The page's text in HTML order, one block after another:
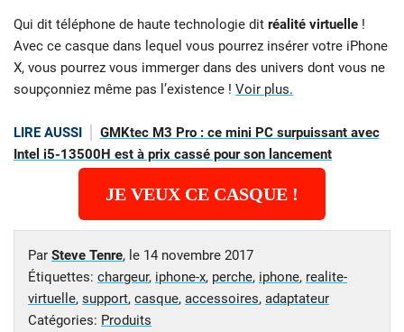
Qui dit téléphone de haute technologie dit réalité virtuelle !
Avec ce casque dans lequel vous pourrez insérer votre iPhone
X, vous pourrez vous immerger dans des univers dont vous ne
soupçonniez même pas l’existence ! Voir plus.
LIRE AUSSI
GMKtec M3 Pro : ce mini PC surpuissant avec
Intel i5-13500H est à prix cassé pour son lancement
JE VEUX CE CASQUE !
Par Steve Tenre, le 14 novembre 2017
Étiquettes: chargeur, iphone-x, perche, iphone, realite-
virtuelle, support, casque, accessoires, adaptateur
Catégories: Produits